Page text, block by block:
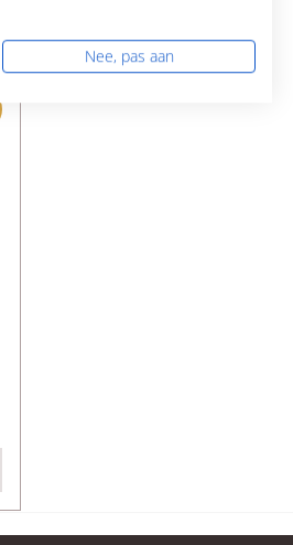
Nee, pas aan